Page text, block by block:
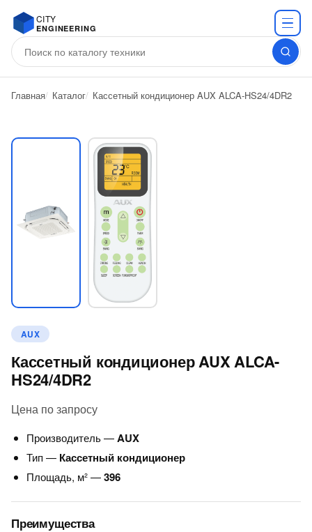
CITY
ENGINEERING
Главная Каталог Кассетный кондиционер AUX ALCA-HS24/4DR2
AUX
Кассетный кондиционер AUX ALCA-
HS24/4DR2
Цена по запросу
Производитель —AUX
Тип — Кассетный кондиционер
Площадь, м² —396
Преимущества